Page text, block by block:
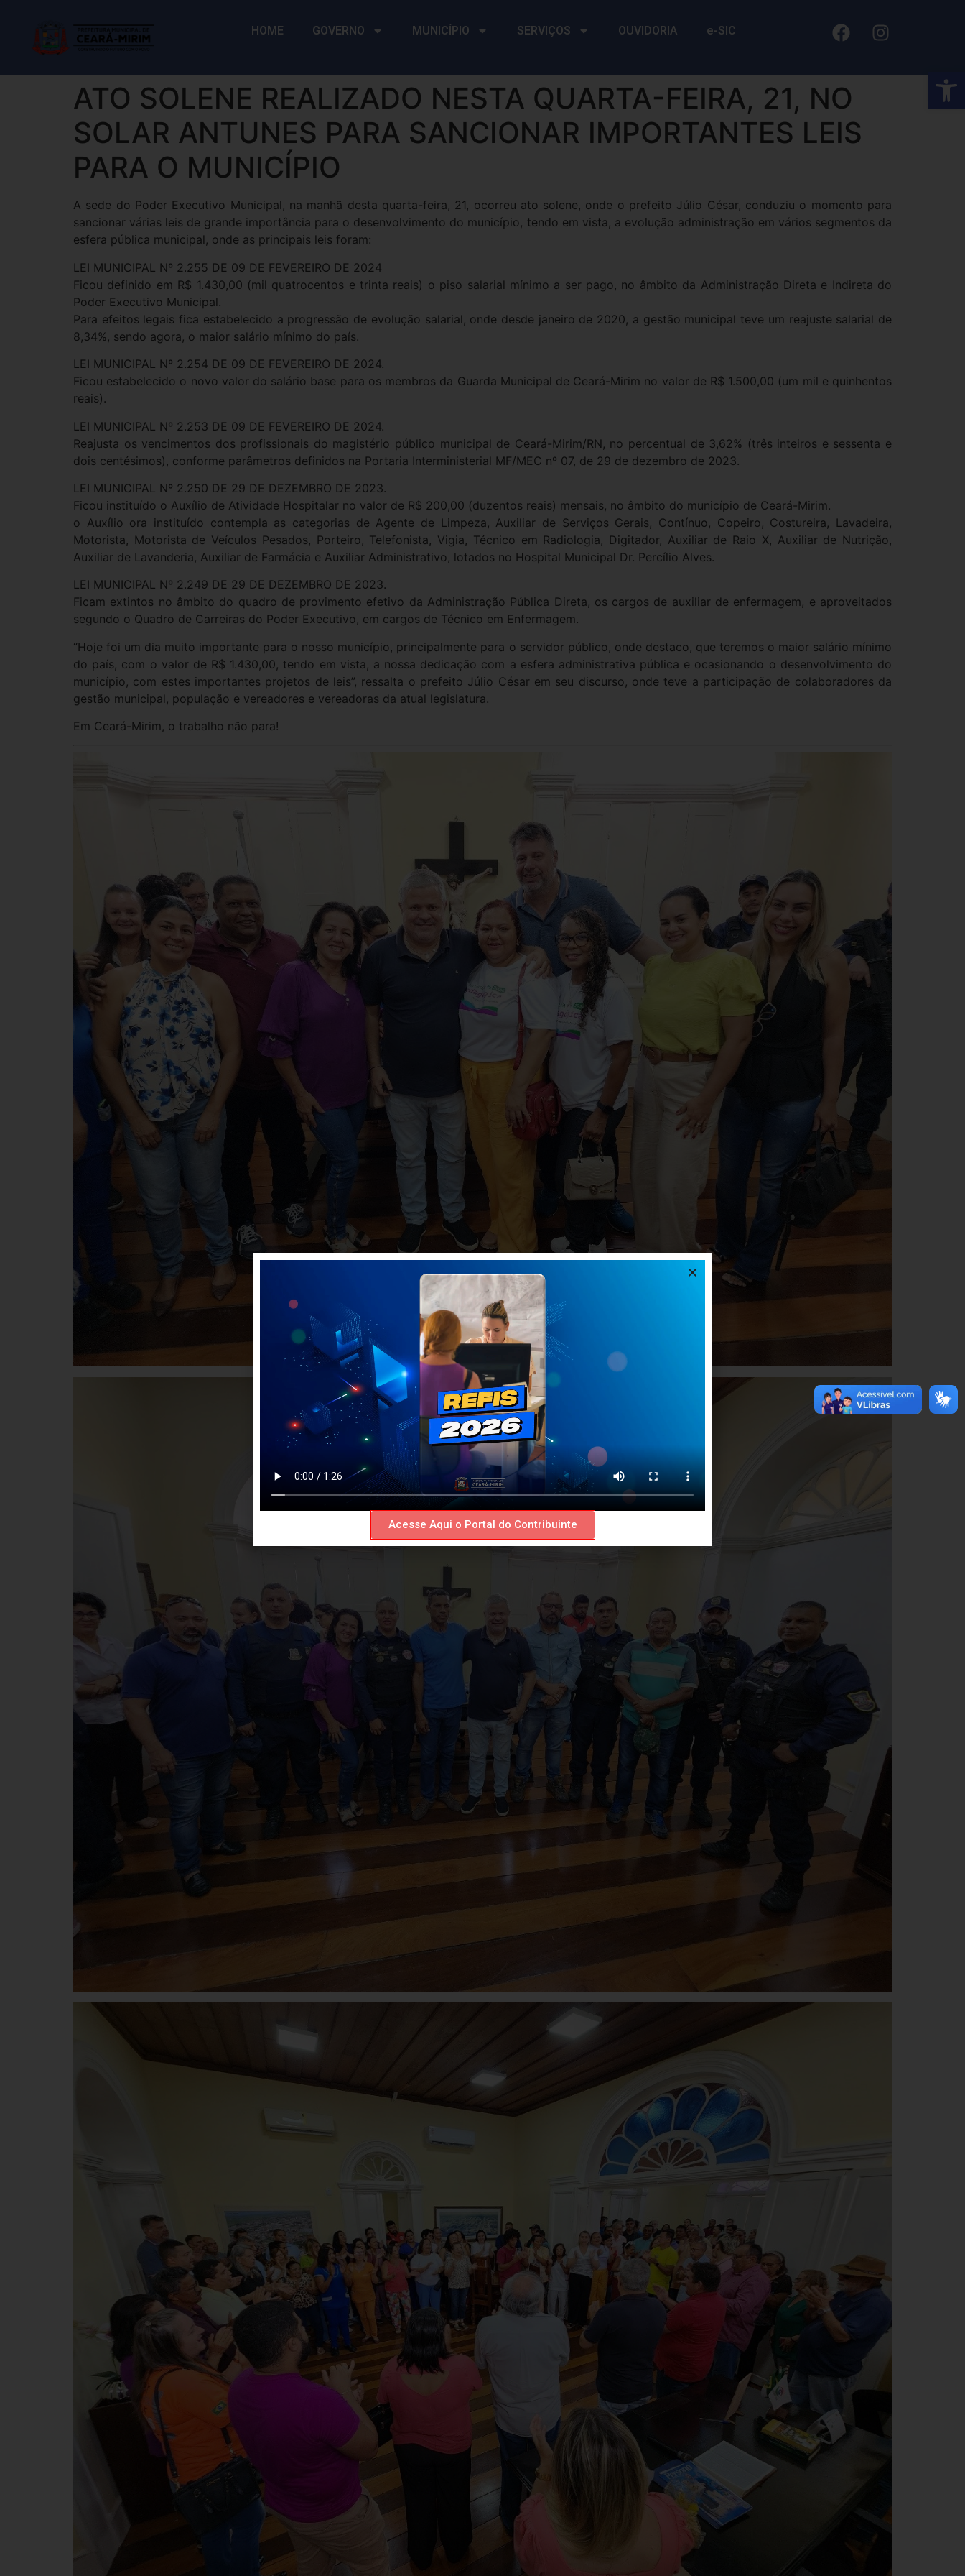
Barra de
HOME GOVERNO MUNICÍPIO SERVIÇOS OUVIDORIA e-SIC
ATO SOLENE REALIZADO NESTA QUARTA-FEIRA, 21, NO
SOLAR ANTUNES PARA SANCIONAR IMPORTANTES LEIS
PARA O MUNICÍPIO
A sede do Poder Executivo Municipal, na manhã desta quarta-feira, 21, ocorreu ato solene, onde o prefeito Júlio César, conduziu o momento para
sancionar várias leis de grande importância para o desenvolvimento do município, tendo em vista, a evolução administração em vários segmentos da
esfera pública municipal, onde as principais leis foram:
LEI MUNICIPAL Nº 2.255 DE 09 DE FEVEREIRO DE 2024
Ficou definido em R$ 1.430,00 (mil quatrocentos e trinta reais) o piso salarial mínimo a ser pago, no âmbito da Administração Direta e Indireta do
Poder Executivo Municipal.
Para efeitos legais fica estabelecido a progressão de evolução salarial, onde desde janeiro de 2020, a gestão municipal teve um reajuste salarial de
8,34%, sendo agora, o maior salário mínimo do país.
LEI MUNICIPAL Nº 2.254 DE 09 DE FEVEREIRO DE 2024.
Ficou estabelecido o novo valor do salário base para os membros da Guarda Municipal de Ceará-Mirim no valor de R$ 1.500,00 (um mil e quinhentos
reais).
LEI MUNICIPAL Nº 2.253 DE 09 DE FEVEREIRO DE 2024.
Reajusta os vencimentos dos profissionais do magistério público municipal de Ceará-Mirim/RN, no percentual de 3,62% (três inteiros e sessenta e
dois centésimos), conforme parâmetros definidos na Portaria Interministerial MF/MEC nº 07, de 29 de dezembro de 2023.
LEI MUNICIPAL Nº 2.250 DE 29 DE DEZEMBRO DE 2023.
Ficou instituído o Auxílio de Atividade Hospitalar no valor de R$ 200,00 (duzentos reais) mensais, no âmbito do município de Ceará-Mirim.
o Auxílio ora instituído contempla as categorias de Agente de Limpeza, Auxiliar de Serviços Gerais, Contínuo, Copeiro, Costureira, Lavadeira,
Motorista, Motorista de Veículos Pesados, Porteiro, Telefonista, Vigia, Técnico em Radiologia, Digitador, Auxiliar de Raio X, Auxiliar de Nutrição,
Auxiliar de Lavanderia, Auxiliar de Farmácia e Auxiliar Administrativo, lotados no Hospital Municipal Dr. Percílio Alves.
LEI MUNICIPAL Nº 2.249 DE 29 DE DEZEMBRO DE 2023.
Ficam extintos no âmbito do quadro de provimento efetivo da Administração Pública Direta, os cargos de auxiliar de enfermagem, e aproveitados
segundo o Quadro de Carreiras do Poder Executivo, em cargos de Técnico em Enfermagem.
“Hoje foi um dia muito importante para o nosso município, principalmente para o servidor público, onde destaco, que teremos o maior salário mínimo
do país, com o valor de R$ 1.430,00, tendo em vista, a nossa dedicação com a esfera administrativa pública e ocasionando o desenvolvimento do
município, com estes importantes projetos de leis”, ressalta o prefeito Júlio César em seu discurso, onde teve a participação de colaboradores da
gestão municipal, população e vereadores e vereadoras da atual legislatura.
Em Ceará-Mirim, o trabalho não para!
Acesse Aqui o Portal do Contribuinte